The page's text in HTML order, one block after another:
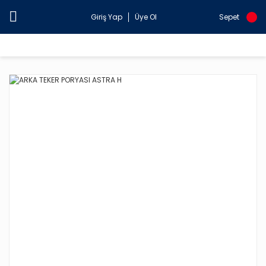
Giriş Yap Üye Ol Sepet